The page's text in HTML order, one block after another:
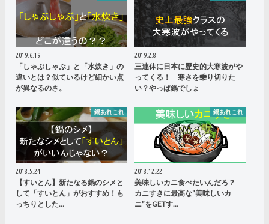
2019.6.19
「しゃぶしゃぶ」と「水炊き」の
違いとは？似ているけど細かい点
が異なるのさ。
2019.2.8
三連休に日本に歴史的大寒波がや
ってくる！ 寒さを乗り切りた
い？やっぱ鍋でしょ
鍋あれこれ
2018.5.24
【すいとん】新たなる鍋のシメと
して「すいとん」がおすすめ！も
っちりとした…
鍋あれこれ
2018.12.22
美味しいカニ食べたいんだろ？
カニすきに最高な”美味しいカ
ニ”をGETす…